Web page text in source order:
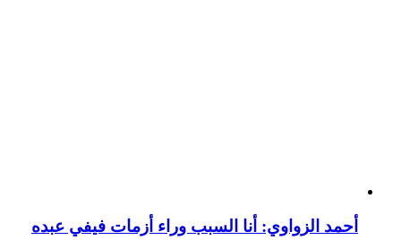
أحمد الزواوي: أنا السبب وراء أزمات فيفي عبده